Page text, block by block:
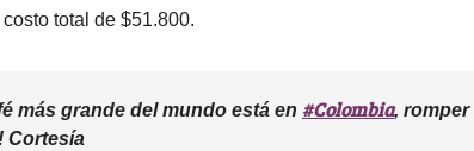
total de $51.800.
más grande del mundo está en #Colombia, romper
Cortesía